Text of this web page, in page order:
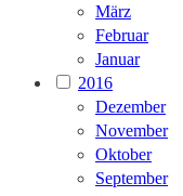
März
Februar
Januar
2016
Dezember
November
Oktober
September